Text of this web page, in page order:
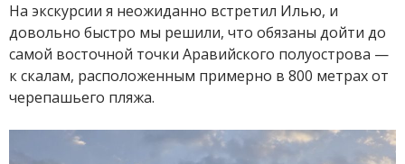
На экскурсии я неожиданно встретил Илью, и
довольно быстро мы решили, что обязаны дойти до
самой восточной точки Аравийского полуострова —
к скалам, расположенным примерно в 800 метрах от
черепашьего пляжа.